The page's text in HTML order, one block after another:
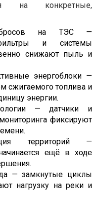
на конкретные,
на ТЭС —
и системы
снижают пыль и
энергоблоки —
сжигаемого топлива и
энергии.
— датчики и
фиксируют
территорий —
ещё в ходе
— замкнутые циклы
нагрузку на реки и